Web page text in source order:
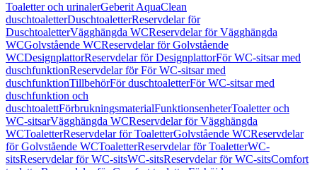
Toaletter och urinalerGeberit AquaClean
duschtoaletterDuschtoaletterReservdelar för
DuschtoaletterVägghängda WCReservdelar för Vägghängda
WCGolvstående WCReservdelar för Golvstående
WCDesignplattorReservdelar för DesignplattorFör WC-sitsar med
duschfunktionReservdelar för För WC-sitsar med
duschfunktionTillbehörFör duschtoaletterFör WC-sitsar med
duschfunktion och
duschtoalettFörbrukningsmaterialFunktionsenheterToaletter och
WC-sitsarVägghängda WCReservdelar för Vägghängda
WCToaletterReservdelar för ToaletterGolvstående WCReservdelar
för Golvstående WCToaletterReservdelar för ToaletterWC-
sitsReservdelar för WC-sitsWC-sitsReservdelar för WC-sitsComfort